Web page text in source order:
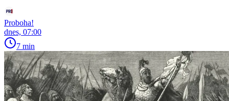
Proboha!
dnes, 07:00
7 min